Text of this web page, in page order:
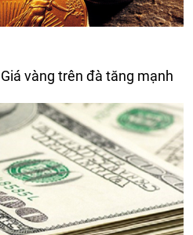
vàng trên đà tăng mạnh